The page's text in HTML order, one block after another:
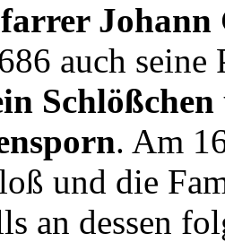
Johann
auch
. Am
und die
an dessen